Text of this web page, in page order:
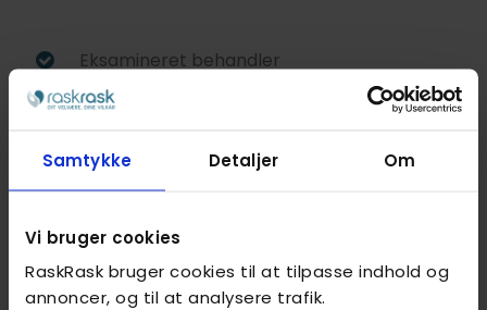
Samtykke Detaljer Om
Vi bruger cookies
RaskRask bruger cookies til at tilpasse indhold og
annoncer, og til at analysere trafik.
Eksamineret behandler
Baggrundstjekket
Sportsmassage